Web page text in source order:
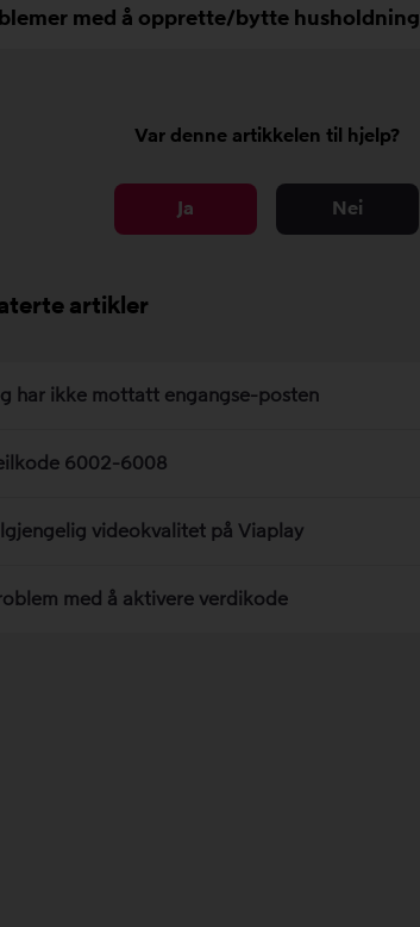
med å opprette/bytte husholdning
Var denne artikkelen til hjelp?
Ja Nei
artikler
har ikke mottatt engangse-posten
6002-6008
videokvalitet på Viaplay
med å aktivere verdikode